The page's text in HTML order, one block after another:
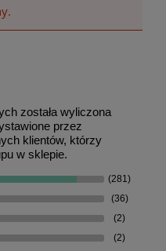
została wyliczona
przez
klientów, którzy
w sklepie.
(281)
(36)
(2)
(2)